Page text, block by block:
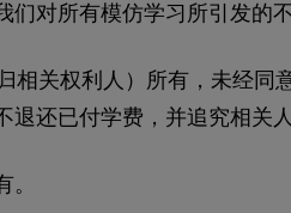
对所有模仿学习所引发的
相关权利人）所有，未经
还已付学费，并追究相关